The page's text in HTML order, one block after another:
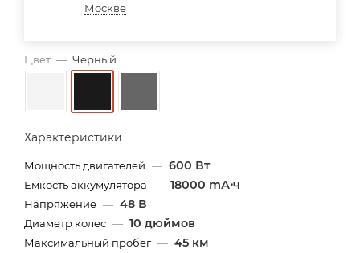
Цвет — Черный
Характеристики
Мощность двигателей — 600 Вт
Емкость аккумулятора — 18000 mА⋅ч
Напряжение — 48 В
Диаметр колес — 10 дюймов
Максимальный пробег — 45 км
Москве